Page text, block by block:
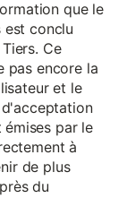
que le
est conclu
Ce
pas encore la
et le
par le
à
de plus
du